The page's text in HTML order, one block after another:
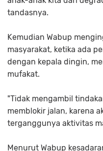
tandasnya.
Kemudian Wabup
masyarakat, ketika ada
dengan kepala dingin,
mufakat.
"Tidak mengambil
memblokir jalan, karena
terganggunya aktivitas
Menurut Wabup